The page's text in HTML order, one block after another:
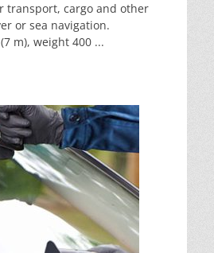
transport, cargo and other
or sea navigation.
m), weight 400 ...